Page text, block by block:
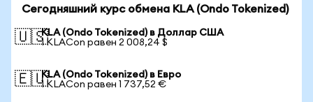
Сегодняшний курс обмена KLA (Ondo Tokenized)
🇺🇸KLA (Ondo Tokenized) в Доллар США
1 KLACon равен 2 008,24 $
🇪🇺KLA (Ondo Tokenized) в Евро
1 KLACon равен 1 737,52 €